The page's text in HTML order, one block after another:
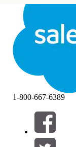
Luk
Filtre (0)
VÆLG FILTRE
1-800-667-6389